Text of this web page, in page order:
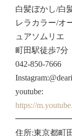
白髪ぼかし/白
レラカラー/オ
ュアソムリエ
町田駅徒歩7分
042-850-7666
youtube:
https://
住所:東京都町